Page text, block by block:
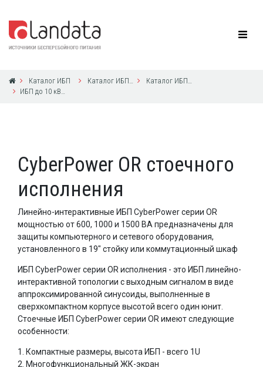
Каталог ИБП Каталог ИБП CyberPower
Каталог ИБП CyberPower
ИБП до 10 кВА с 1ф выходом
CyberPower OR стоечного
исполнения
Линейно-интерактивные ИБП CyberPower серии OR
мощностью от 600, 1000 и 1500 ВА предназначены для
защиты компьютерного и сетевого оборудования,
установленного в 19" стойку или коммутационный шкаф
ИБП CyberPower серии OR исполнения - это ИБП линейно-
интерактивной топологии с выходным сигналом в виде
аппроксимированной синусоиды, выполненные в
сверхкомпактном корпусе высотой всего один юнит.
Стоечные ИБП CyberPower серии OR имеют следующие
особенности:
1. Компактные размеры, высота ИБП - всего 1U
2. Многофункциональный ЖК-экран